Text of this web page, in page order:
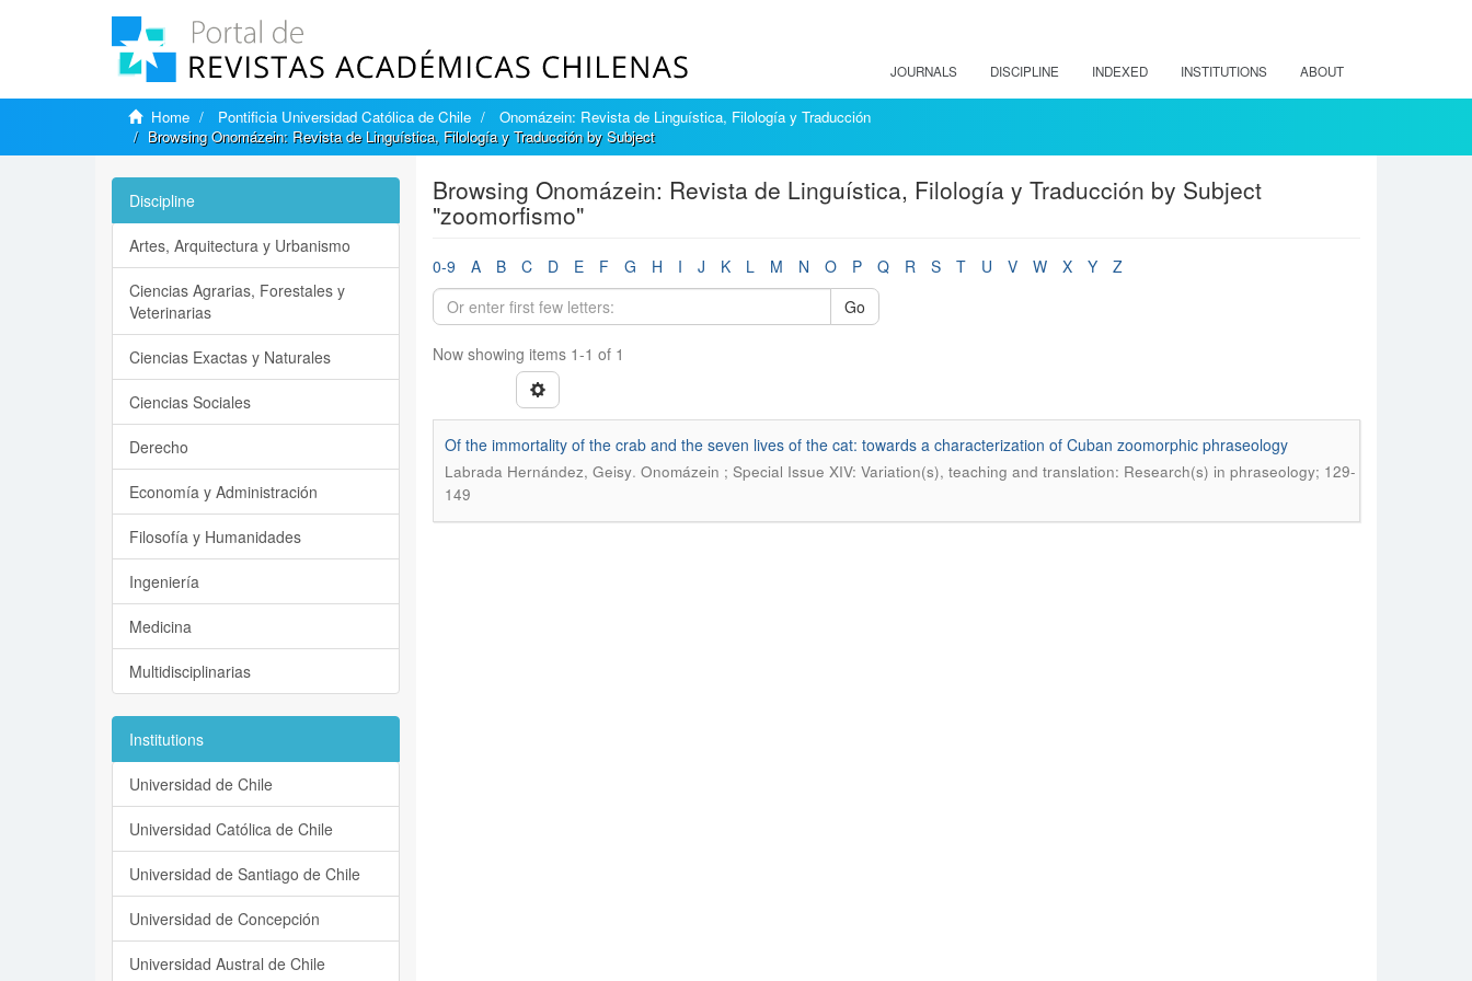
JOURNALS DISCIPLINE INDEXED INSTITUTIONS ABOUT
Home Pontificia Universidad Católica de Chile
Onomázein: Revista de Linguística, Filología y Traducción
Browsing Onomázein: Revista de Linguística, Filología y Traducción by Subject
Browsing Onomázein: Revista de Linguística, Filología y Traducción by Subject
"zoomorfismo"
0-9 A B C D E F G H I J K L M N O P Q R S T U V W X Y
Z
Go
Now showing items 1-1 of 1
Of the immortality of the crab and the seven lives of the cat: towards a characterization of Cuban zoomorphic phraseology
Labrada Hernández, Geisy. Onomázein ; Special Issue XIV: Variation(s), teaching and translation: Research(s) in phraseology; 129-
149
Discipline
Artes, Arquitectura y Urbanismo
Ciencias Agrarias, Forestales y
Veterinarias
Ciencias Exactas y Naturales
Ciencias Sociales
Derecho
Economía y Administración
Filosofía y Humanidades
Ingeniería
Medicina
Multidisciplinarias
Institutions
Universidad de Chile
Universidad Católica de Chile
Universidad de Santiago de Chile
Universidad de Concepción
Universidad Austral de Chile